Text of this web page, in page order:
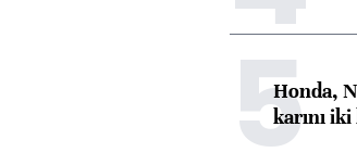
5Honda,
karını